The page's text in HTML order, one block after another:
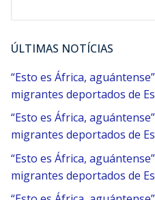
ÚLTIMAS NOTÍCIAS
“Esto es África,
migrantes deportados de
“Esto es África,
migrantes deportados de
“Esto es África,
migrantes deportados de